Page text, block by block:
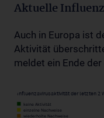
Aktuelle
Auch in Europa ist
Aktivität
meldet ein Ende